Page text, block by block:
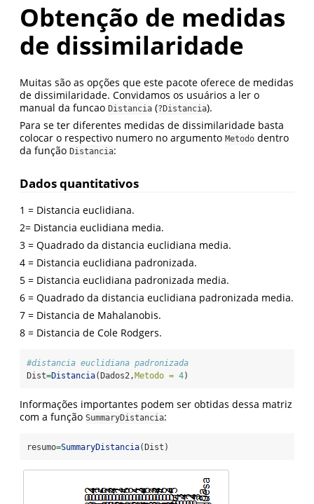
Obtenção de medidas
de dissimilaridade
Muitas são as opções que este pacote oferece de medidas
de dissimilaridade. Convidamos os usuários a ler o
manual da funcao Distancia (?Distancia).
Para se ter diferentes medidas de dissimilaridade basta
colocar o respectivo numero no argumento Metodo dentro
da função Distancia:
Dados quantitativos
1 = Distancia euclidiana.
2= Distancia euclidiana media.
3 = Quadrado da distancia euclidiana media.
4 = Distancia euclidiana padronizada.
5 = Distancia euclidiana padronizada media.
6 = Quadrado da distancia euclidiana padronizada media.
7 = Distancia de Mahalanobis.
8 = Distancia de Cole Rodgers.
#distancia euclidiana padronizada
Dist=Distancia(Dados2, Metodo = 4)
Informações importantes podem ser obtidas dessa matriz
com a função SummaryDistancia:
resumo=SummaryDistancia(Dist)